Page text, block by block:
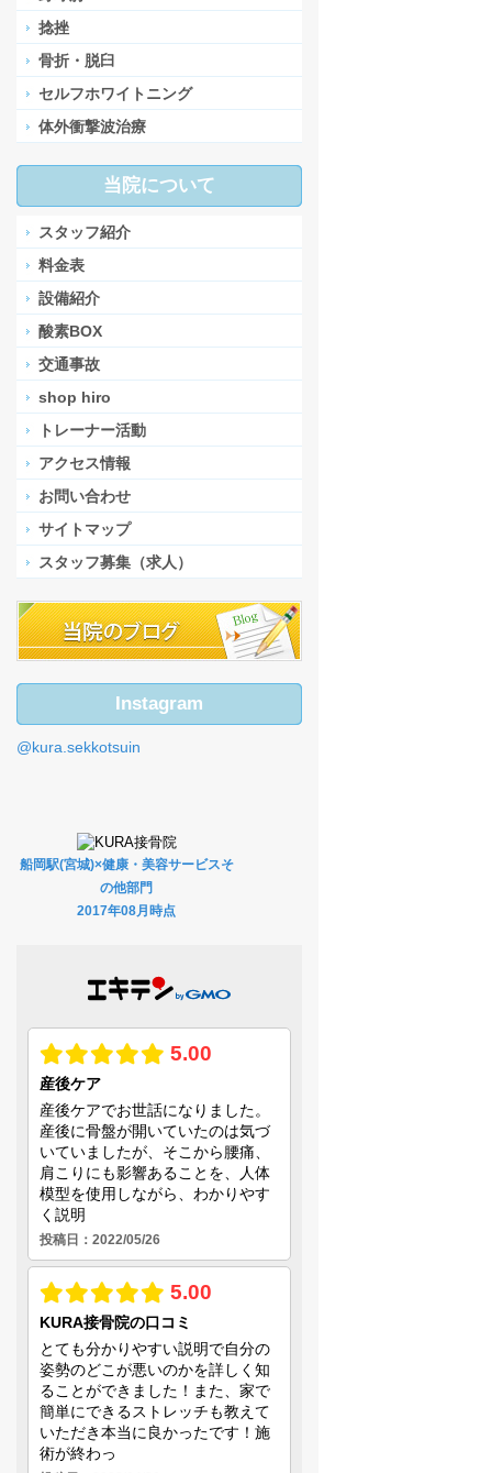
捻挫
骨折・脱臼
セルフホワイトニング
体外衝撃波治療
当院について
スタッフ紹介
料金表
設備紹介
酸素BOX
交通事故
shop hiro
トレーナー活動
アクセス情報
お問い合わせ
サイトマップ
スタッフ募集（求人）
Instagram
@kura.sekkotsuin
船岡駅(宮城)×健康・美容サービスそ
の他部門
2017年08月時点